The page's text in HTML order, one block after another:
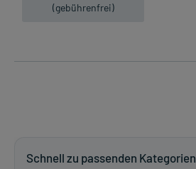
(gebührenfrei)
Schnell zu passenden Kategorien